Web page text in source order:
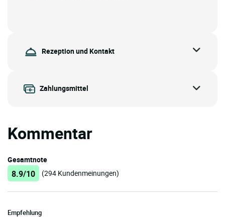
Rezeption und Kontakt
Zahlungsmittel
Kommentar
Gesamtnote
8.9/10 (294 Kundenmeinungen)
Empfehlung